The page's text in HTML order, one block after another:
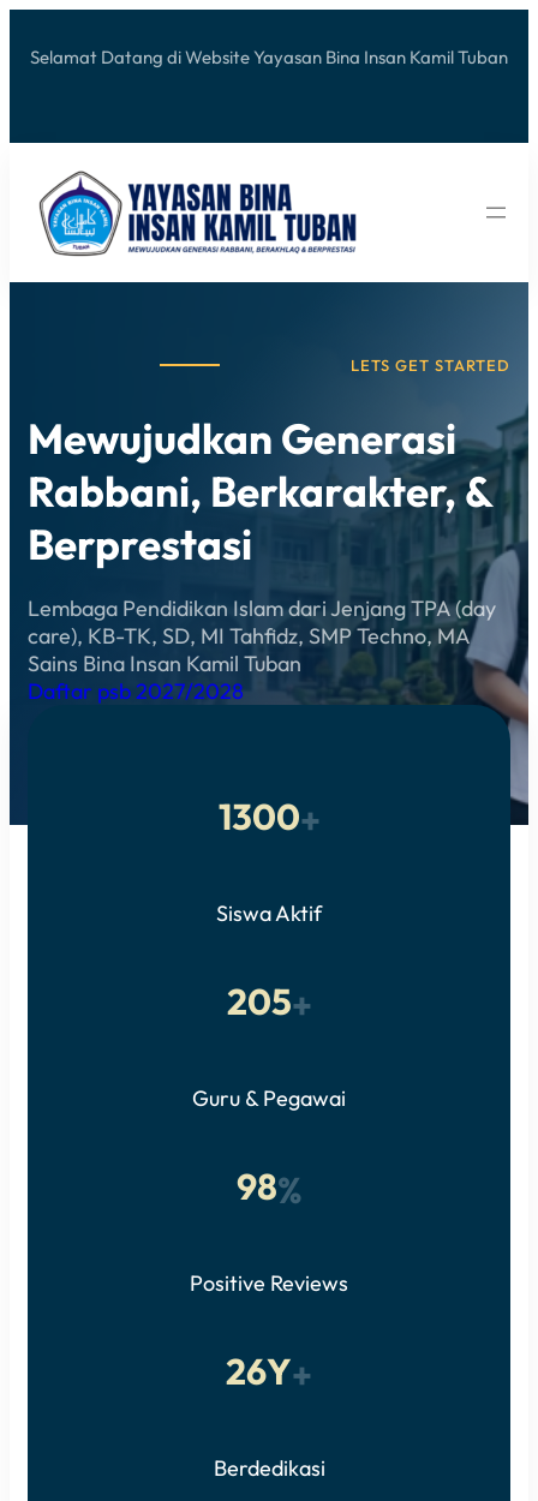
Selamat Datang di Website Yayasan Bina Insan Kamil Tuban
LETS GET STARTED
Mewujudkan Generasi
Rabbani, Berkarakter, &
Berprestasi
Lembaga Pendidikan Islam dari Jenjang TPA (day
care), KB-TK, SD, MI Tahfidz, SMP Techno, MA
Sains Bina Insan Kamil Tuban
Daftar psb 2027/2028
1300+
Siswa Aktif
205+
Guru & Pegawai
98%
Positive Reviews
26Y+
Berdedikasi